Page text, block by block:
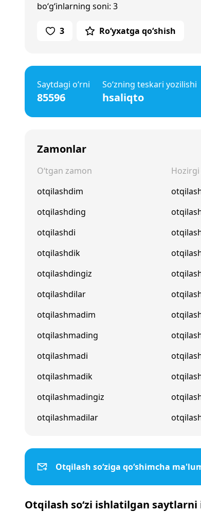
bo‘g‘inlarning soni: 3
3 Ro‘yxatga qo‘shish
Saytdagi o‘rni
85596
So‘zning teskari yozilishi
hsaliqto
Zamonlar
O‘tgan zamon
otqilashdim
otqilashding
otqilashdi
otqilashdik
otqilashdingiz
otqilashdilar
otqilashmadim
otqilashmading
otqilashmadi
otqilashmadik
otqilashmadingiz
otqilashmadilar
Otqilash so‘ziga qo‘shimcha
Otqilash so‘zi ishlatilgan